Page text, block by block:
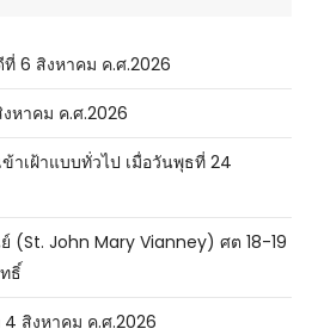
6 สิงหาคม ค.ศ.2026
หาคม ค.ศ.2026
เข้าเฝ้าแบบทั่วไป เมื่อวันพุธที่ 24
(St. John Mary Vianney) ศต 18-19
ธิ์
สิงหาคม ค.ศ.2026